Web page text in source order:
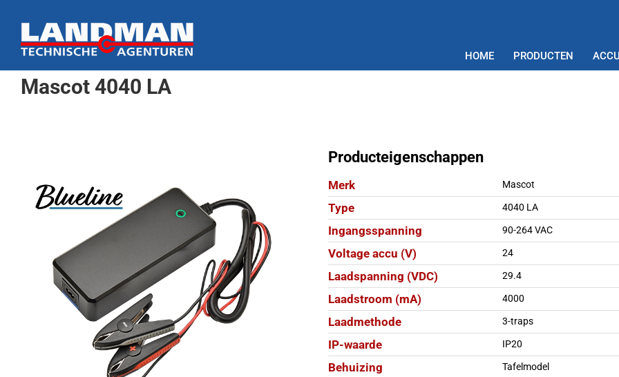
naar
inhoud
HOME PRODUCTEN
Mascot 4040 LA
Producteigenschappen
Merk Mascot
Type 4040 LA
Ingangsspanning 90-264 VAC
Voltage accu (V) 24
Laadspanning (VDC) 29.4
Laadstroom (mA) 4000
Laadmethode 3-traps
IP-waarde IP20
Behuizing Tafelmodel